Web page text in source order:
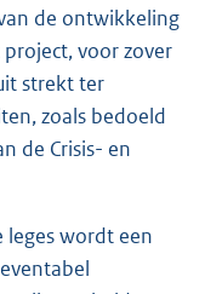
de ontwikkeling
voor zover
strekt ter
zoals bedoeld
de Crisis- en
leges wordt een